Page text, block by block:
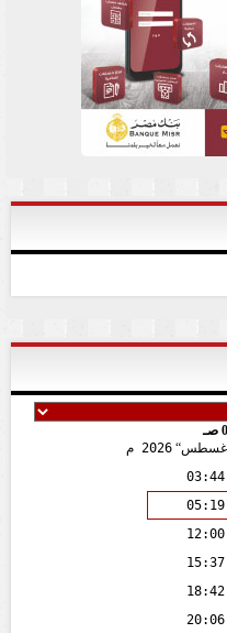
أغسطس 2026 م
03:44
05:19
12:00
15:37
18:42
20:06